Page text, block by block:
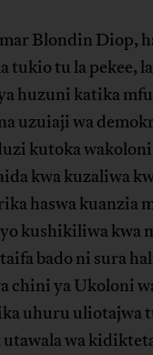
Blondin Diop,
tukio tu la pekee,
huzuni katika
uzuiaji wa
kutoka
kwa kuzaliwa
haswa kuanzia
kushikiliwa kwa
bado ni sura
chini ya Ukoloni
uhuru uliotajwa
wa